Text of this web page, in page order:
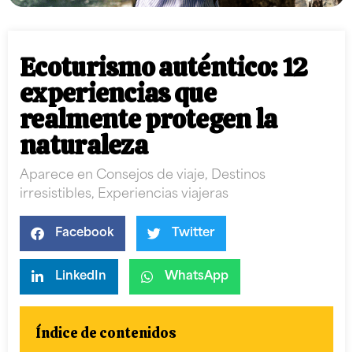
Ecoturismo auténtico: 12
experiencias que
realmente protegen la
naturaleza
Aparece en Consejos de viaje, Destinos
irresistibles, Experiencias viajeras
Facebook Twitter
LinkedIn WhatsApp
Índice de contenidos